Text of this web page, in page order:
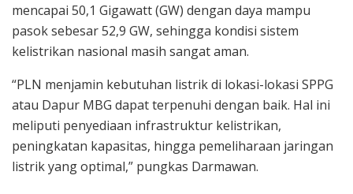
mencapai 50,1 Gigawatt (GW) dengan daya mampu
pasok sebesar 52,9 GW, sehingga kondisi sistem
kelistrikan nasional masih sangat aman.
“PLN menjamin kebutuhan listrik di lokasi-lokasi SPPG
atau Dapur MBG dapat terpenuhi dengan baik. Hal ini
meliputi penyediaan infrastruktur kelistrikan,
peningkatan kapasitas, hingga pemeliharaan jaringan
listrik yang optimal,” pungkas Darmawan.